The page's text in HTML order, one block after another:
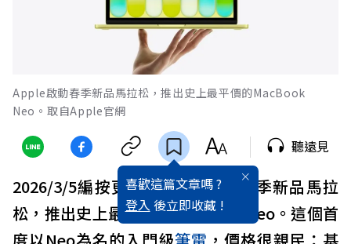
Apple啟動春季新品馬拉松，推出史上最平價的MacBook
Neo。取自Apple官網
喜歡這篇文章嗎 ?
登入 後立即收藏 !
聽遠見
2026/3/5編按更新：Apple啟動春季新品馬拉
松，推出史上最平價的MacBook
Neo。這個首